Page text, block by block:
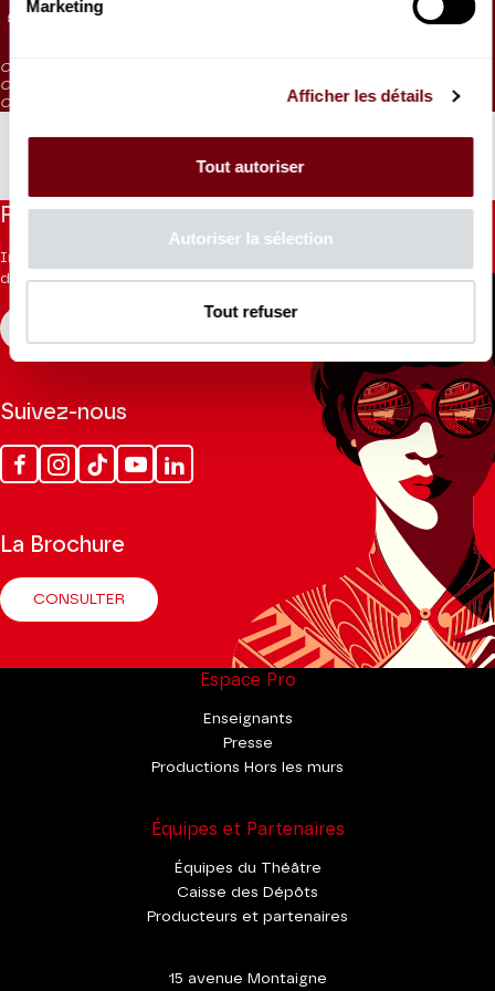
Marketing
Afficher les détails
Tout autoriser
Autoriser la sélection
Tout refuser
40 €
35 €
CAT. 4 : visibilité réduite
CAT. 5 : visibilité très réduite
CAT. 6 : places d'écoute / en vente aux caisses 1h avant la représentation
Restez informés
Inscrivez-vous à la newsletter pour recevoir les informations
du Théâtre.
Suivez-nous
FacebookInstagram
Tik
Tok
YoutubeLinkedin
La Brochure
CONSULTER
Espace Pro
Enseignants
Presse
Productions Hors les murs
Équipes et Partenaires
Équipes du Théâtre
Caisse des Dépôts
Producteurs et partenaires
15 avenue Montaigne